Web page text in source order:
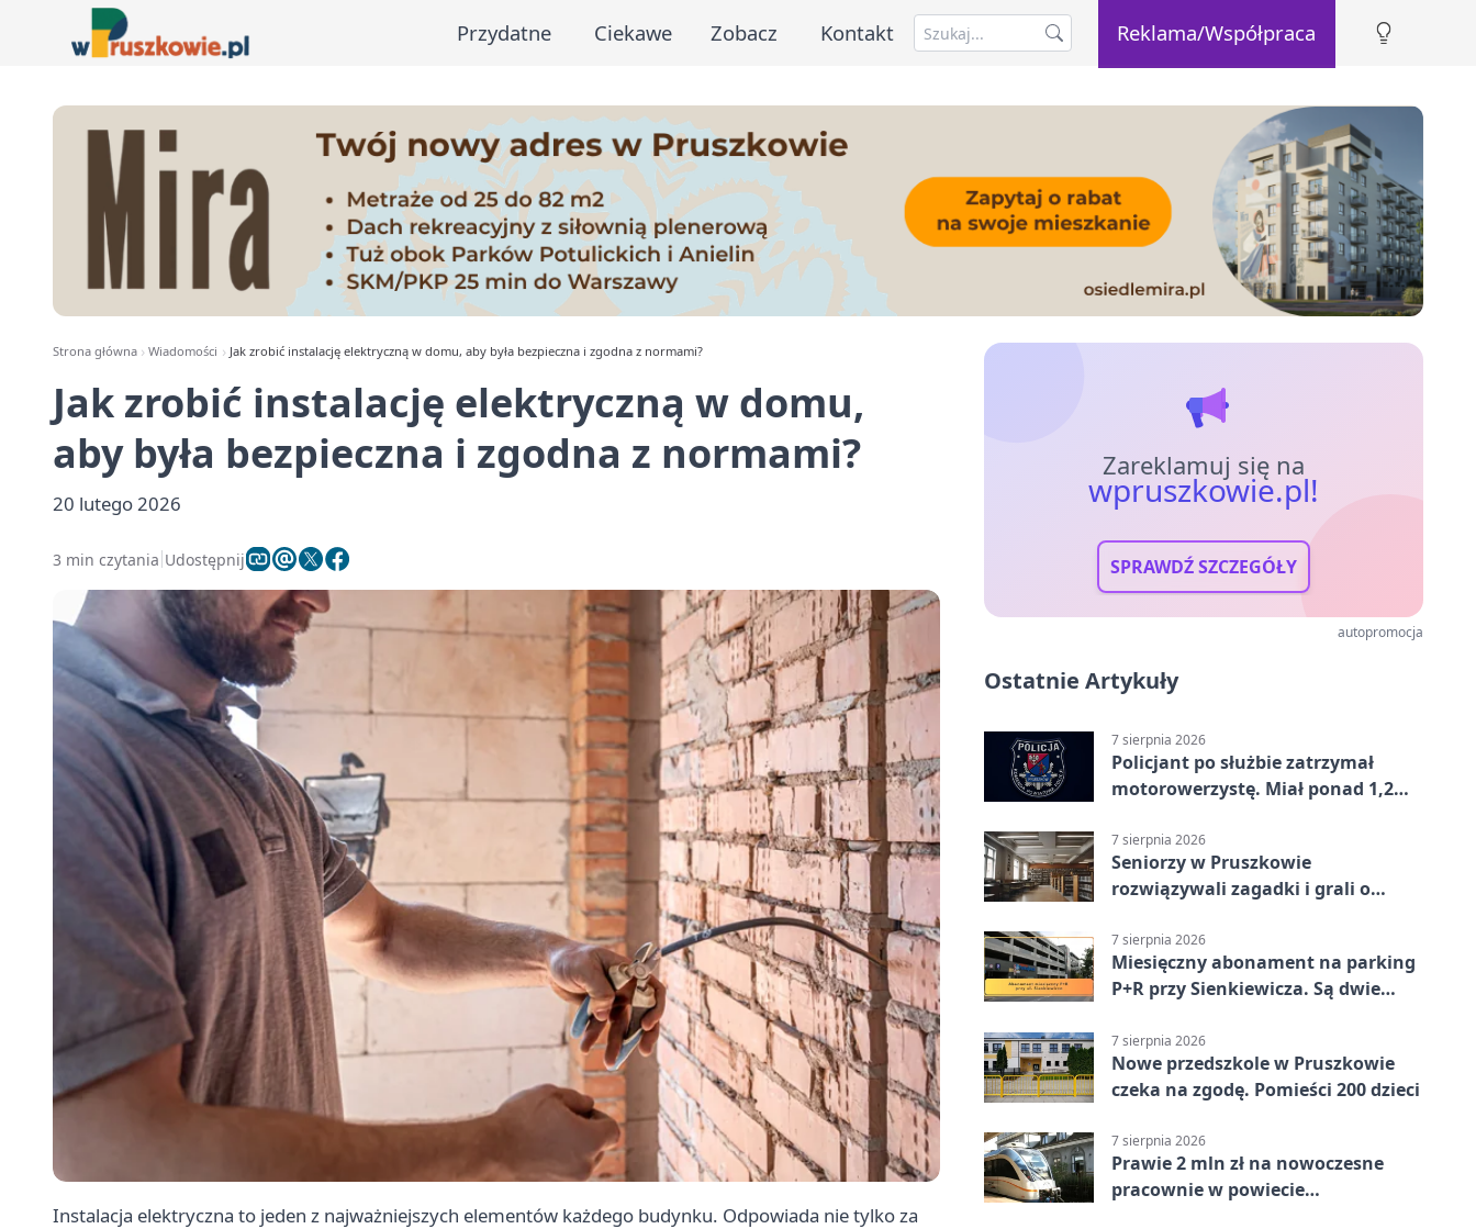
Przydatne Ciekawe Zobacz Kontakt Reklama/Współpraca
Strona główna Wiadomości Jak zrobić instalację elektryczną w domu, aby była bezpieczna i zgodna z normami?
Jak zrobić instalację elektryczną w domu,
aby była bezpieczna i zgodna z normami?
20 lutego 2026
3 min czytania Udostępnij
Instalacja elektryczna to jeden z najważniejszych elementów każdego budynku. Odpowiada nie tylko za
Zareklamuj się na
wpruszkowie.pl!
SPRAWDŹ SZCZEGÓŁY
autopromocja
Ostatnie Artykuły
7 sierpnia 2026
Policjant po służbie zatrzymał
motorowerzystę. Miał ponad 1,2
7 sierpnia 2026
Seniorzy w Pruszkowie
rozwiązywali zagadki i grali o
7 sierpnia 2026
Miesięczny abonament na parking
P+R przy Sienkiewicza. Są dwie
7 sierpnia 2026
Nowe przedszkole w Pruszkowie
czeka na zgodę. Pomieści 200 dzieci
7 sierpnia 2026
Prawie 2 mln zł na nowoczesne
pracownie w powiecie